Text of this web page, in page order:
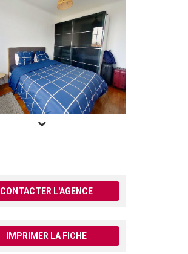
CONTACTER L'AGENCE
IMPRIMER LA FICHE